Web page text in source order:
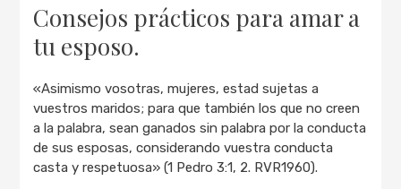
Consejos prácticos para amar a
tu esposo.
«Asimismo vosotras, mujeres, estad sujetas a
vuestros maridos; para que también los que no creen
a la palabra, sean ganados sin palabra por la conducta
de sus esposas, considerando vuestra conducta
casta y respetuosa» (1 Pedro 3:1, 2. RVR1960).